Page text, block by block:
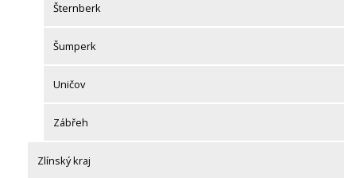
Šternberk
Šumperk
Uničov
Zábřeh
Zlínský kraj